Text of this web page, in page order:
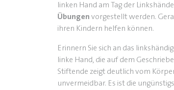
linken Hand am Tag der
Übungen vorgestellt werden.
ihren Kindern helfen können.
Erinnern Sie sich an das
linke Hand, die auf dem
Stiftende zeigt deutlich vom
unvermeidbar. Es ist die